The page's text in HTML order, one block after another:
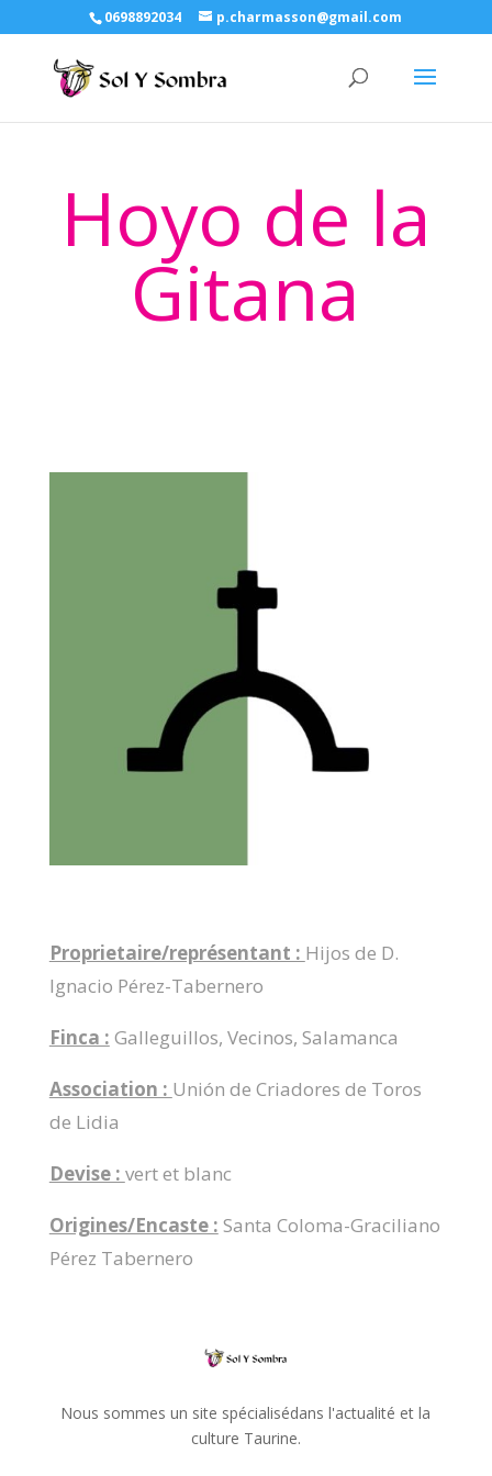
0698892034 p.charmasson@gmail.com
Hoyo de la
Gitana
Proprietaire/représentant : Hijos de D.
Ignacio Pérez-Tabernero
Finca : Galleguillos, Vecinos, Salamanca
Association : Unión de Criadores de Toros
de Lidia
Devise : vert et blanc
Origines/Encaste : Santa Coloma-Graciliano
Pérez Tabernero
Nous sommes un site spécialisédans l'actualité et la
culture Taurine.